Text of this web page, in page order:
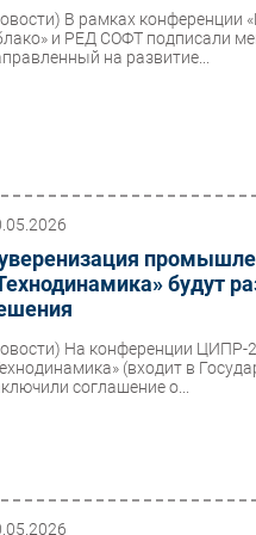
В рамках конференции
и РЕД СОФТ подписали
на развитие...
будут
На конференции ЦИПР-
(входит в
соглашение о...